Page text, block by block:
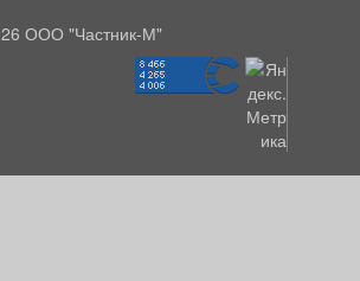
ООО "Частник-М"